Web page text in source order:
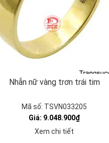
Nhẫn nữ vàng trơn trái tim
Mã số: TSVN033205
Giá: 9.048.900₫
Xem chi tiết